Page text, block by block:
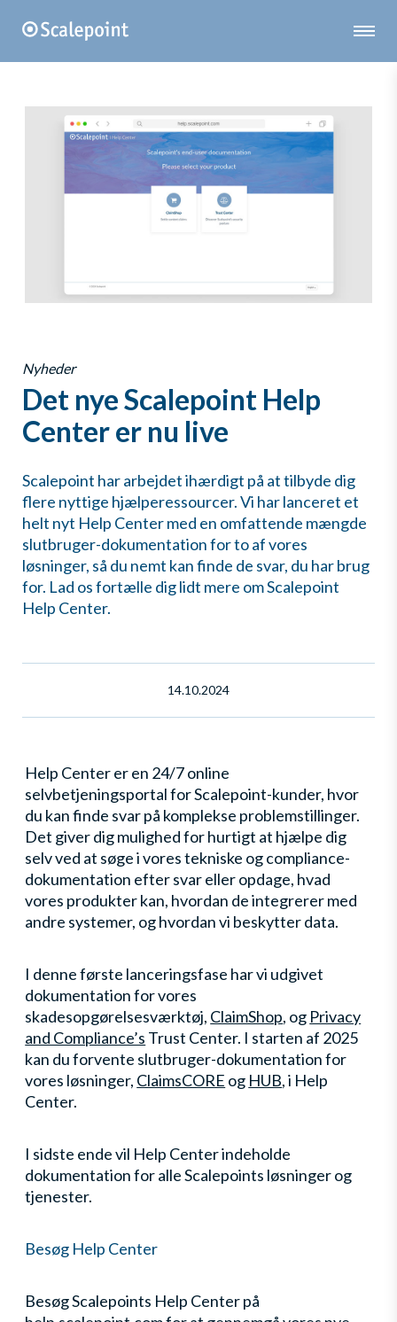
Nyheder
Det nye Scalepoint Help
Center er nu live
Scalepoint har arbejdet ihærdigt på at tilbyde dig
flere nyttige hjælperessourcer. Vi har lanceret et
helt nyt Help Center med en omfattende mængde
slutbruger-dokumentation for to af vores
løsninger, så du nemt kan finde de svar, du har brug
for. Lad os fortælle dig lidt mere om Scalepoint
Help Center.
14.10.2024
Help Center er en 24/7 online
selvbetjeningsportal for Scalepoint-kunder, hvor
du kan finde svar på komplekse problemstillinger.
Det giver dig mulighed for hurtigt at hjælpe dig
selv ved at søge i vores tekniske og compliance-
dokumentation efter svar eller opdage, hvad
vores produkter kan, hvordan de integrerer med
andre systemer, og hvordan vi beskytter data.
I denne første lanceringsfase har vi udgivet
dokumentation for vores
skadesopgørelsesværktøj, ClaimShop, og Privacy
and Compliance’s Trust Center. I starten af 2025
kan du forvente slutbruger-dokumentation for
vores løsninger, ClaimsCORE og HUB, i Help
Center.
I sidste ende vil Help Center indeholde
dokumentation for alle Scalepoints løsninger og
tjenester.
Besøg Help Center
Besøg Scalepoints Help Center på